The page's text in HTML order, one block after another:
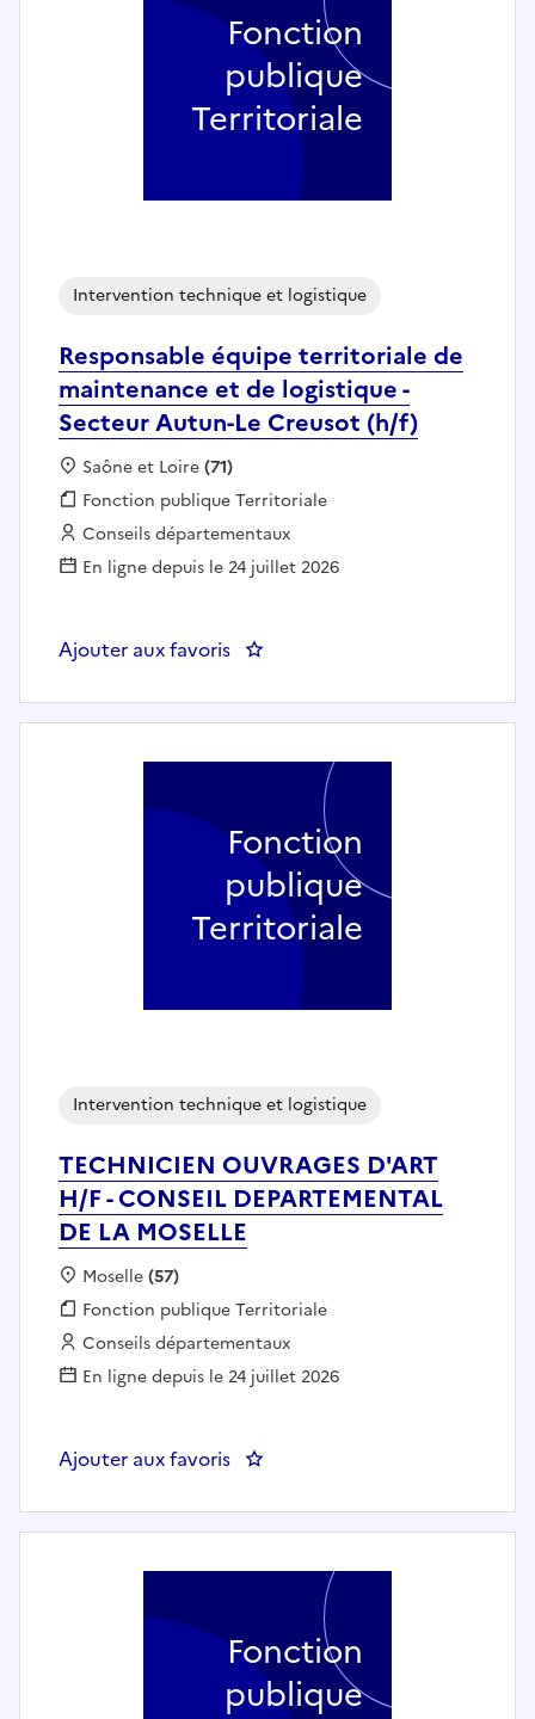
Responsable équipe territoriale de
maintenance et de logistique -
Secteur Autun-Le Creusot (h/f)
Intervention technique et logistique
Localisation :
Saône et Loire(71)
Fonction publique :
Fonction publique Territoriale
Employeur :
Conseils départementaux
En ligne depuis le 24 juillet 2026
Ajouter aux favoris : Responsable équipe
Fonction
publique
Territoriale
TECHNICIEN OUVRAGES D'ART
H/F - CONSEIL DEPARTEMENTAL
DE LA MOSELLE
Intervention technique et logistique
Localisation :
Moselle(57)
Fonction publique :
Fonction publique Territoriale
Employeur :
Conseils départementaux
En ligne depuis le 24 juillet 2026
Ajouter aux favoris : TECHNICIEN OUVRAGES
Fonction
publique
Territoriale
Fonction
publique